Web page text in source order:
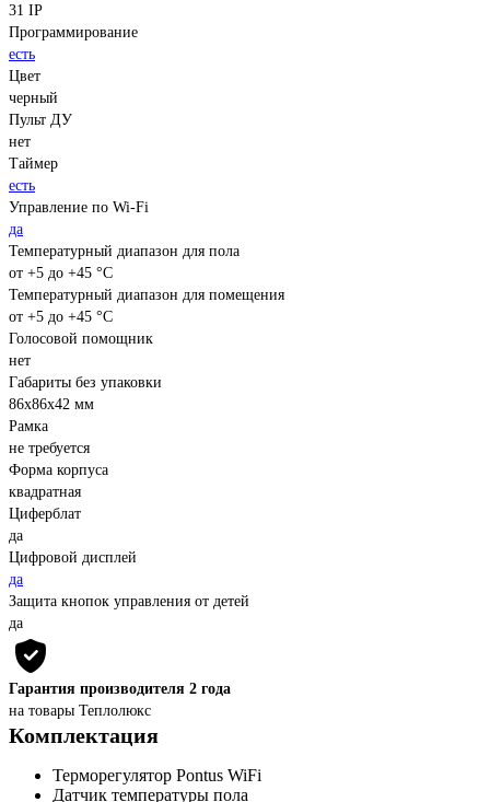
31 IP
Программирование
есть
Цвет
черный
Пульт ДУ
нет
Таймер
есть
Управление по Wi-Fi
да
Температурный диапазон для пола
от +5 до +45 °С
Температурный диапазон для помещения
от +5 до +45 °С
Голосовой помощник
нет
Габариты без упаковки
86х86х42 мм
Рамка
не требуется
Форма корпуса
квадратная
Циферблат
да
Цифровой дисплей
да
Защита кнопок управления от детей
да
Гарантия производителя 2 года
на товары Теплолюкс
Комплектация
Терморегулятор Pontus WiFi
Датчик температуры пола